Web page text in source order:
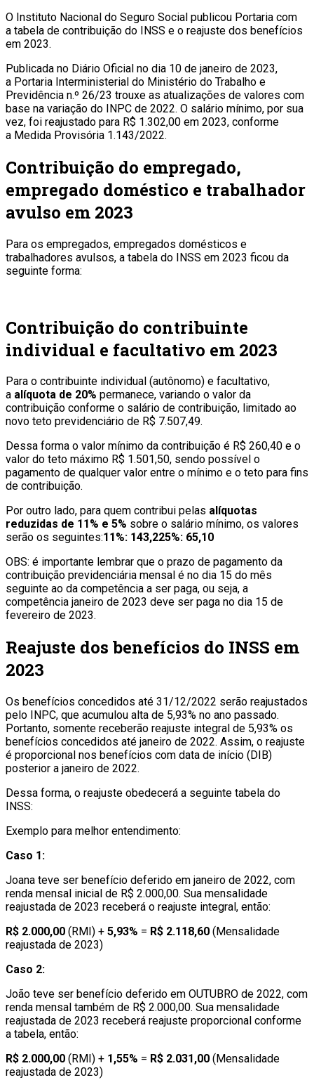
O Instituto Nacional do Seguro Social publicou Portaria com
a tabela de contribuição do INSS e o reajuste dos benefícios
em 2023.
Publicada no Diário Oficial no dia 10 de janeiro de 2023,
a Portaria Interministerial do Ministério do Trabalho e
Previdência n.º 26/23 trouxe as atualizações de valores com
base na variação do INPC de 2022. O salário mínimo, por sua
vez, foi reajustado para R$ 1.302,00 em 2023, conforme
a Medida Provisória 1.143/2022.
Contribuição do empregado,
empregado doméstico e trabalhador
avulso em 2023
Para os empregados, empregados domésticos e
trabalhadores avulsos, a tabela do INSS em 2023 ficou da
seguinte forma:
Contribuição do contribuinte
individual e facultativo em 2023
Para o contribuinte individual (autônomo) e facultativo,
a alíquota de 20% permanece, variando o valor da
contribuição conforme o salário de contribuição, limitado ao
novo teto previdenciário de R$ 7.507,49.
Dessa forma o valor mínimo da contribuição é R$ 260,40 e o
valor do teto máximo R$ 1.501,50, sendo possível o
pagamento de qualquer valor entre o mínimo e o teto para fins
de contribuição.
Por outro lado, para quem contribui pelas alíquotas
reduzidas de 11% e 5% sobre o salário mínimo, os valores
serão os seguintes:11%: 143,225%: 65,10
OBS: é importante lembrar que o prazo de pagamento da
contribuição previdenciária mensal é no dia 15 do mês
seguinte ao da competência a ser paga, ou seja, a
competência janeiro de 2023 deve ser paga no dia 15 de
fevereiro de 2023.
Reajuste dos benefícios do INSS em
2023
Os benefícios concedidos até 31/12/2022 serão reajustados
pelo INPC, que acumulou alta de 5,93% no ano passado.
Portanto, somente receberão reajuste integral de 5,93% os
benefícios concedidos até janeiro de 2022. Assim, o reajuste
é proporcional nos benefícios com data de início (DIB)
posterior a janeiro de 2022.
Dessa forma, o reajuste obedecerá a seguinte tabela do
INSS:
Exemplo para melhor entendimento:
Caso 1:
Joana teve ser benefício deferido em janeiro de 2022, com
renda mensal inicial de R$ 2.000,00. Sua mensalidade
reajustada de 2023 receberá o reajuste integral, então:
R$ 2.000,00 (RMI) + 5,93% = R$ 2.118,60 (Mensalidade
reajustada de 2023)
Caso 2:
João teve ser benefício deferido em OUTUBRO de 2022, com
renda mensal também de R$ 2.000,00. Sua mensalidade
reajustada de 2023 receberá reajuste proporcional conforme
a tabela, então:
R$ 2.000,00 (RMI) + 1,55% = R$ 2.031,00 (Mensalidade
reajustada de 2023)